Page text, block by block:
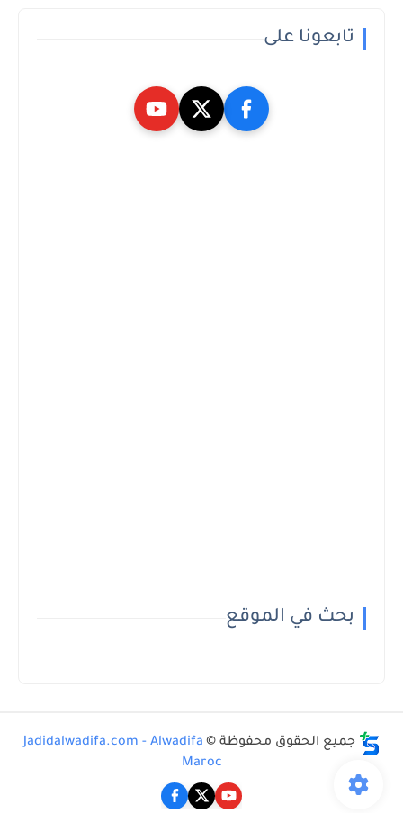
تابعونا على
بحث في الموقع
جميع الحقوق محفوظة © Jadidalwadifa.com - Alwadifa
Maroc